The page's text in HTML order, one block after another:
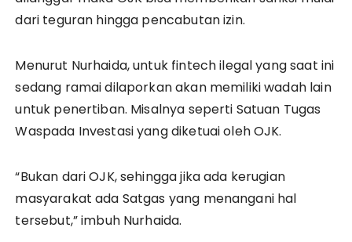
dari teguran hingga pencabutan izin.
Menurut Nurhaida, untuk fintech ilegal yang saat ini
sedang ramai dilaporkan akan memiliki wadah lain
untuk penertiban. Misalnya seperti Satuan Tugas
Waspada Investasi yang diketuai oleh OJK.
“Bukan dari OJK, sehingga jika ada kerugian
masyarakat ada Satgas yang menangani hal
tersebut,” imbuh Nurhaida.